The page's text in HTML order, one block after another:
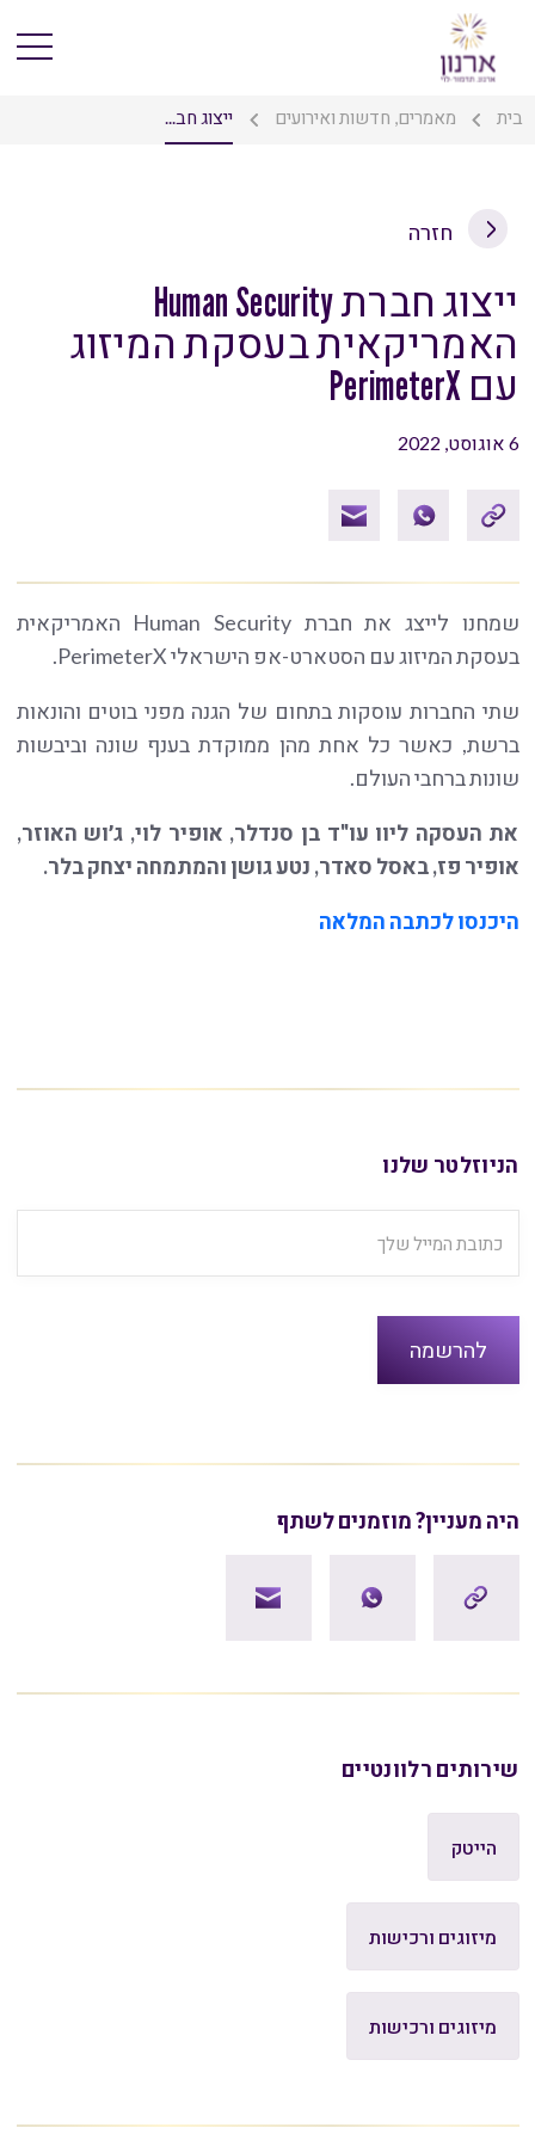
בית מאמרים, חדשות ואירועים ייצוג חב...
חזרה
ייצוג חברת Human Security
האמריקאית בעסקת המיזוג
עם PerimeterX
6 אוגוסט, 2022
שמחנו לייצג את חברת Human Security האמריקאית
בעסקת המיזוג עם הסטארט-אפ הישראלי PerimeterX.
שתי החברות עוסקות בתחום של הגנה מפני בוטים והונאות
ברשת, כאשר כל אחת מהן ממוקדת בענף שונה וביבשות
שונות ברחבי העולם.
את העסקה ליוו עו"ד בן סנדלר, אופיר לוי, ג׳וש האוזר,
אופיר פז, באסל סאדר, נטע גושן והמתמחה יצחק בלר.
היכנסו לכתבה המלאה
הניוזלטר שלנו
היה מעניין? מוזמנים לשתף
שירותים רלוונטיים
הייטק
מיזוגים ורכישות
מיזוגים ורכישות